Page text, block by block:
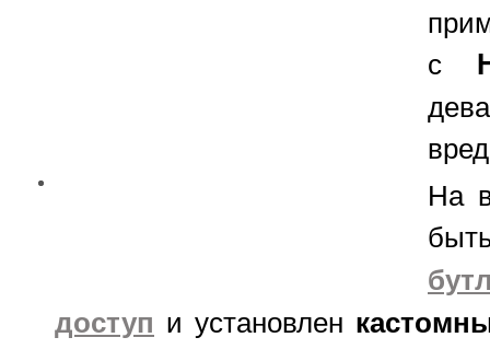
с
На
доступ и установлен